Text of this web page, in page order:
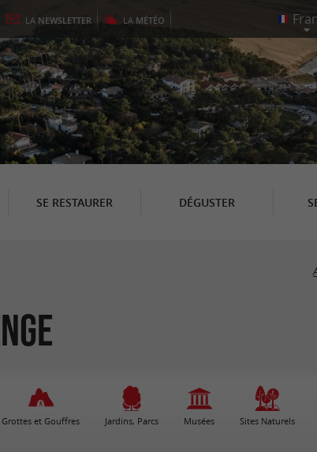
LA NEWSLETTER LA MÉTÉO
SE RESTAURER DÉGUSTER
Grottes et Gouffres Jardins, Parcs Musées Sites Naturels